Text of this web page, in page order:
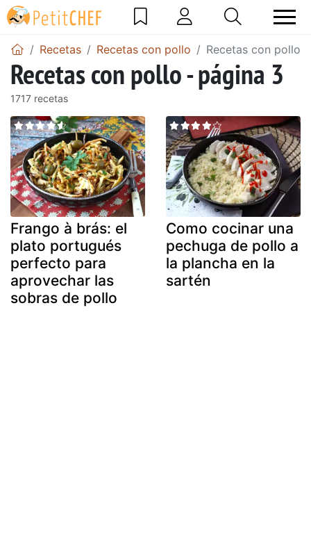
Recetas Recetas con pollo Recetas con pollo
Recetas con pollo - página 3
1717 recetas
Frango à brás: el
plato portugués
perfecto para
aprovechar las
sobras de pollo
Como cocinar una
pechuga de pollo a
la plancha en la
sartén